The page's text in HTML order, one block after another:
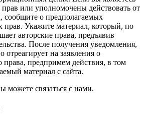
прав или уполномочены действовать от
сообщите о предполагаемых
прав. Укажите материал, который, по
авторские права, предъявив
После получения уведомления,
отреагирует на заявления о
права, предпримем действия, в том
материал с сайта.
связаться с нами.